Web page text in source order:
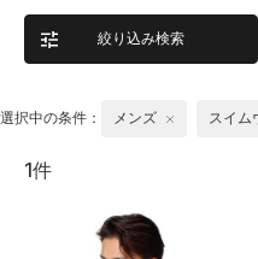
絞り込み検索
選択中の条件： メンズ スイム
1件